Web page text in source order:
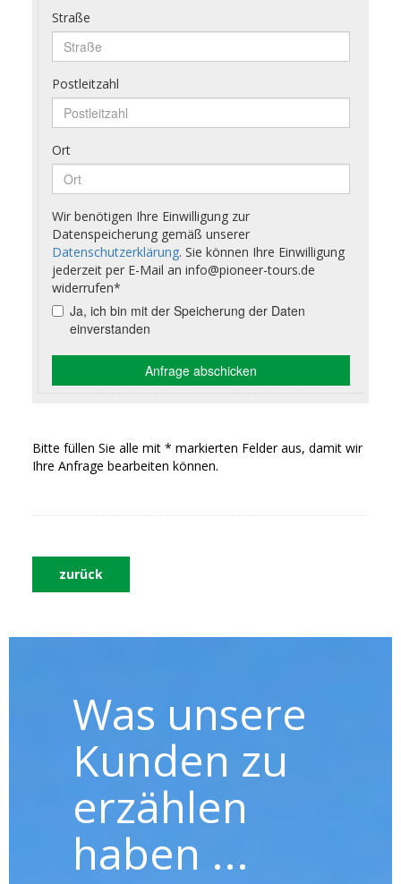
Bitte füllen Sie alle mit * markierten Felder aus, damit wir
Ihre Anfrage bearbeiten können.
zurück
Was unsere
Kunden zu
erzählen
haben ...